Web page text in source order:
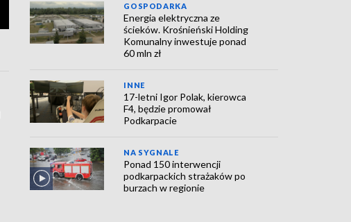
GOSPODARKA
Energia elektryczna ze
ścieków. Krośnieński Holding
Komunalny inwestuje ponad
60 mln zł
INNE
17-letni Igor Polak, kierowca
F4, będzie promował
Podkarpacie
NA SYGNALE
Ponad 150 interwencji
podkarpackich strażaków po
burzach w regionie